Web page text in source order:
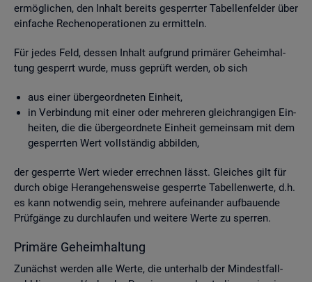
er­mög­li­chen, den In­halt be­reits ge­sperr­ter Ta­bel­len­fel­der über
ein­fa­che Re­chen­ope­ra­tio­nen zu er­mit­teln.
Für jedes Feld, des­sen In­halt auf­grund pri­mä­rer Ge­heim­hal­
tung ge­sperrt wurde, muss ge­prüft wer­den, ob sich
aus einer über­ge­ord­ne­ten Ein­heit,
in Ver­bin­dung mit einer oder meh­re­ren gleich­ran­gi­gen Ein­
hei­ten, die die über­ge­ord­ne­te Ein­heit ge­mein­sam mit dem
ge­sperr­ten Wert voll­stän­dig ab­bil­den,
der ge­sperr­te Wert wie­der er­rech­nen lässt. Glei­ches gilt für
durch obige Her­an­ge­hens­wei­se ge­sperr­te Ta­bel­len­wer­te, d.h.
es kann not­wen­dig sein, meh­re­re auf­ein­an­der auf­bau­en­de
Prüf­gän­ge zu durch­lau­fen und wei­te­re Werte zu sper­ren.
Pri­mä­re Ge­heim­hal­tung
Zu­nächst wer­den alle Werte, die un­ter­halb der Min­dest­fall­